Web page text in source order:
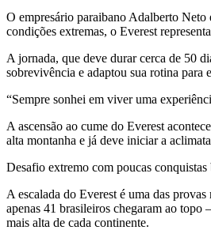
O empresário paraibano Adalberto
condições extremas, o Everest
A jornada, que deve durar cerca de 50
sobrevivência e adaptou sua rotina para
“Sempre sonhei em viver uma
A ascensão ao cume do Everest
alta montanha e já deve iniciar a
Desafio extremo com poucas conquistas
A escalada do Everest é uma das
apenas 41 brasileiros chegaram ao
mais alta de cada continente.